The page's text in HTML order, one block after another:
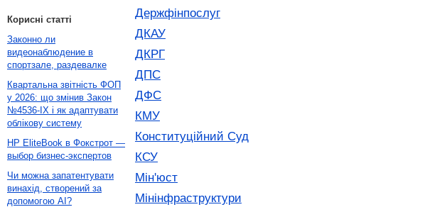
Держфінпослуг
ДКАУ
ДКРГ
ДПС
ДФС
КМУ
Конституційний Суд
КСУ
Мін'юст
Мінінфраструктури
Корисні статті
Законно ли
видеонаблюдение в
спортзале, раздевалке
Квартальна звітність ФОП
у 2026: що змінив Закон
№4536-IX і як адаптувати
облікову систему
HP EliteBook в Фокстрот —
выбор бизнес-экспертов
Чи можна запатентувати
винахід, створений за
допомогою AI?